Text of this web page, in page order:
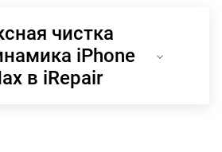
чистка
iPhone
в iRepair